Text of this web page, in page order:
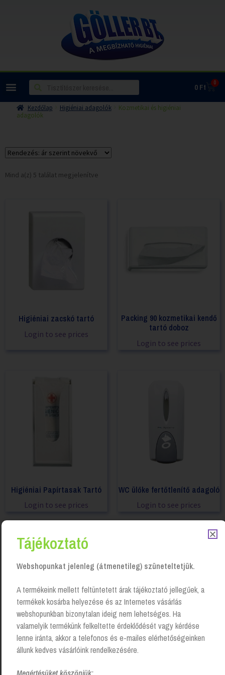
0Ft 0
Kezdőlap Higiéniai adagolók
Kozmetikai és higiéniai
adagolók
Mind a(z) 5 találat megjelenítve
Higiéniai zacskó tartó
Login to see prices
Packing 90 kozmetikai kendő
tartó doboz
Login to see prices
Higiéniai Papírtasak Tartó
Login to see prices
WC ülőke fertőtlenítő adagoló
Login to see prices
Tork Image Design kozmetikai
Tájékoztató
Webshopunkat jelenleg (átmenetileg) szüneteltetjük.
A termékeink mellett feltüntetett árak tájékoztató jellegűek, a
termékek kosárba helyezése és az Internetes vásárlás
webshopunkban bizonytalan ideig nem lehetséges. Ha
valamelyik termékünk felkeltette érdeklődését vagy kérdése
lenne iránta, akkor a telefonos és e-mailes elérhetőségeinken
állunk kedves vásárlóink rendelkezésére.